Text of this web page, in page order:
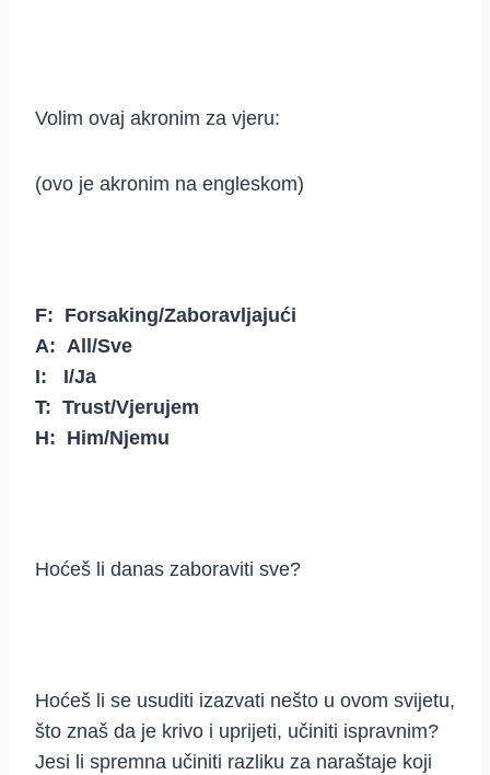
Volim ovaj akronim za vjeru:
(ovo je akronim na engleskom)
F: Forsaking/Zaboravljajući
A: All/Sve
I: I/Ja
T: Trust/Vjerujem
H: Him/Njemu
Hoćeš li danas zaboraviti sve?
Hoćeš li se usuditi izazvati nešto u ovom svijetu,
što znaš da je krivo i uprijeti, učiniti ispravnim?
Jesi li spremna učiniti razliku za naraštaje koji